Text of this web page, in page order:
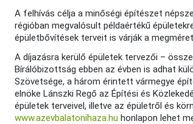
A felhívás célja a minőségi építészet
régióban megvalósult példaértékű
épületbővítések terveit is várják a
A díjazásra kerülő épületek tervezői –
Bírálóbizottság ebben az évben is adhat
Szövetsége, a három érintett vármegye
elnöke Lánszki Regő az Építési és
épületek terveivel, illetve az épületről és
www.azevbalatonihaza.hu honlapon lehet